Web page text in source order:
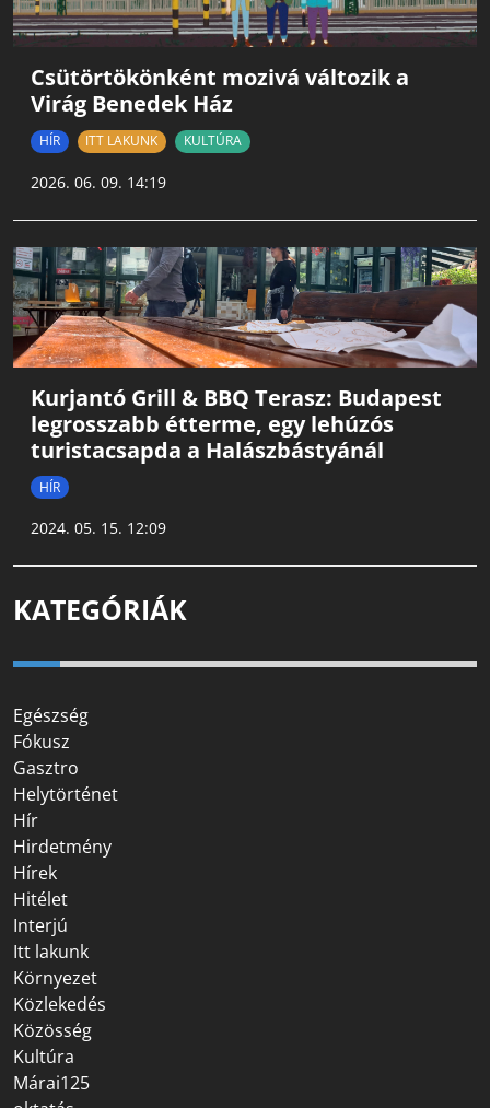
Csütörtökönként mozivá változik a
Virág Benedek Ház
HÍR ITT LAKUNK KULTÚRA
2026. 06. 09. 14:19
Kurjantó Grill & BBQ Terasz: Budapest
legrosszabb étterme, egy lehúzós
turistacsapda a Halászbástyánál
HÍR
2024. 05. 15. 12:09
KATEGÓRIÁK
Egészség
Fókusz
Gasztro
Helytörténet
Hír
Hirdetmény
Hírek
Hitélet
Interjú
Itt lakunk
Környezet
Közlekedés
Közösség
Kultúra
Márai125